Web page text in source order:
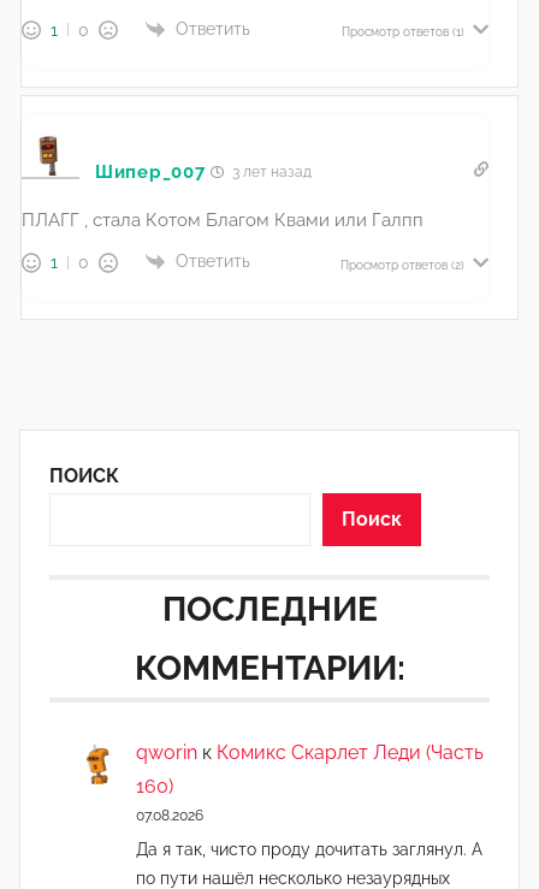
1 0 Ответить Просмотр ответов (1)
Шипер_007 3 лет назад
ПЛАГГ , стала Котом Благом Квами или Галпп
1 0 Ответить Просмотр ответов (2)
ПОИСК
Поиск
ПОСЛЕДНИЕ
КОММЕНТАРИИ:
qworin к Комикс Скарлет Леди (Часть
160)
07.08.2026
Да я так, чисто проду дочитать заглянул. А
по пути нашёл несколько незаурядных